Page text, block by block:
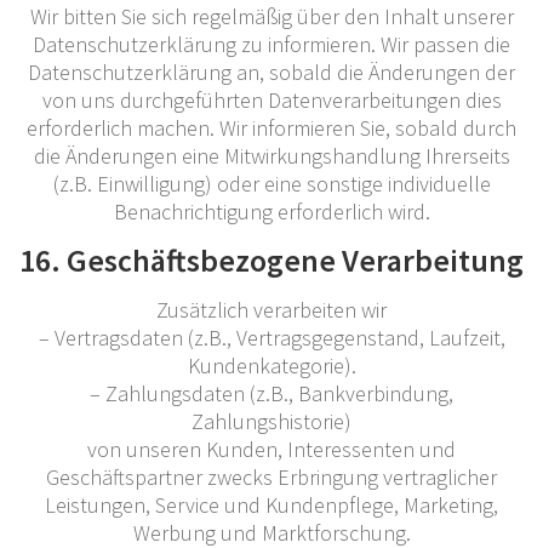
Wir bitten Sie sich regelmäßig über den Inhalt unserer
Datenschutzerklärung zu informieren. Wir passen die
Datenschutzerklärung an, sobald die Änderungen der
von uns durchgeführten Datenverarbeitungen dies
erforderlich machen. Wir informieren Sie, sobald durch
die Änderungen eine Mitwirkungshandlung Ihrerseits
(z.B. Einwilligung) oder eine sonstige individuelle
Benachrichtigung erforderlich wird.
16. Geschäftsbezogene Verarbeitung
Zusätzlich verarbeiten wir
– Vertragsdaten (z.B., Vertragsgegenstand, Laufzeit,
Kundenkategorie).
– Zahlungsdaten (z.B., Bankverbindung,
Zahlungshistorie)
von unseren Kunden, Interessenten und
Geschäftspartner zwecks Erbringung vertraglicher
Leistungen, Service und Kundenpflege, Marketing,
Werbung und Marktforschung.